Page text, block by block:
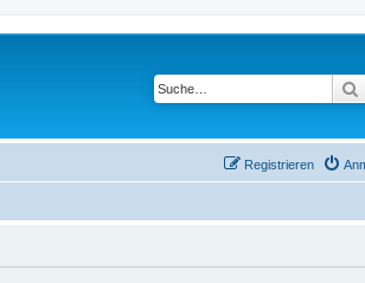
Registrieren